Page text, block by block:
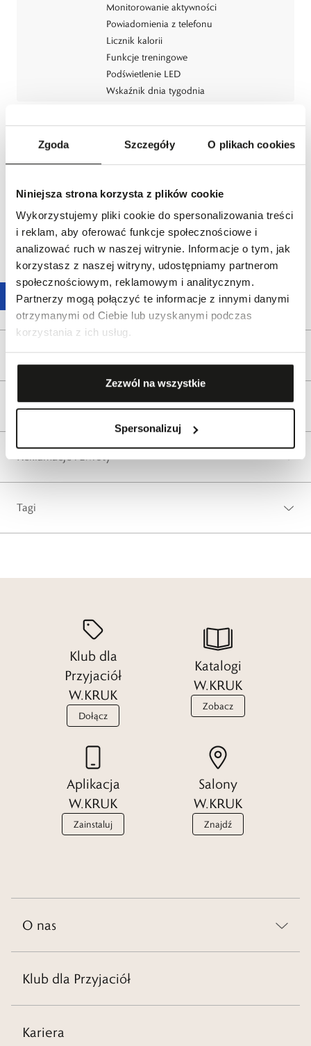
Zgoda Szczegóły O plikach cookies
Niniejsza strona korzysta z plików cookie
Wykorzystujemy pliki cookie do spersonalizowania treści
i reklam, aby oferować funkcje społecznościowe i
analizować ruch w naszej witrynie. Informacje o tym, jak
korzystasz z naszej witryny, udostępniamy partnerom
społecznościowym, reklamowym i analitycznym.
Partnerzy mogą połączyć te informacje z innymi danymi
otrzymanymi od Ciebie lub uzyskanymi podczas
korzystania z ich usług.
Zezwól na wszystkie
Spersonalizuj
Monitorowanie aktywności
Powiadomienia z telefonu
Licznik kalorii
Funkcje treningowe
Podświetlenie LED
Wskaźnik dnia tygodnia
Norderstedt, Germany
info@casio.de
Dystrybutor:
W.KRUK S.A
ul. Pilotów 10, 31-462 Kraków
e-mail:gspr@wkruk.pl
Bezpieczeństwo:
Informacje o bezpieczeństwie
Opis produktu
Wysyłka
Reklamacje i zwroty
Tagi
Klub dla
Przyjaciół
W.KRUK
Dołącz
Katalogi
W.KRUK
Zobacz
Aplikacja
W.KRUK
Zainstaluj
Salony
W.KRUK
Znajdź
O nas
Klub dla Przyjaciół
Kariera